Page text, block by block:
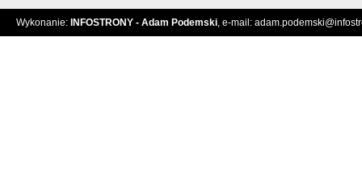
Wykonanie: INFOSTRONY - Adam Podemski, e-mail: